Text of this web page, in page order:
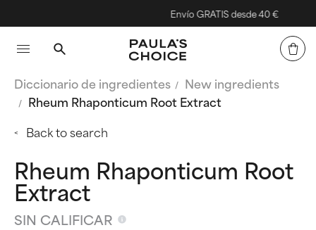
Envío GRATIS desde 40 €
Diccionario de ingredientes
New ingredients
Rheum Rhaponticum Root Extract
Back to search
Rheum Rhaponticum Root
Extract
SIN CALIFICAR